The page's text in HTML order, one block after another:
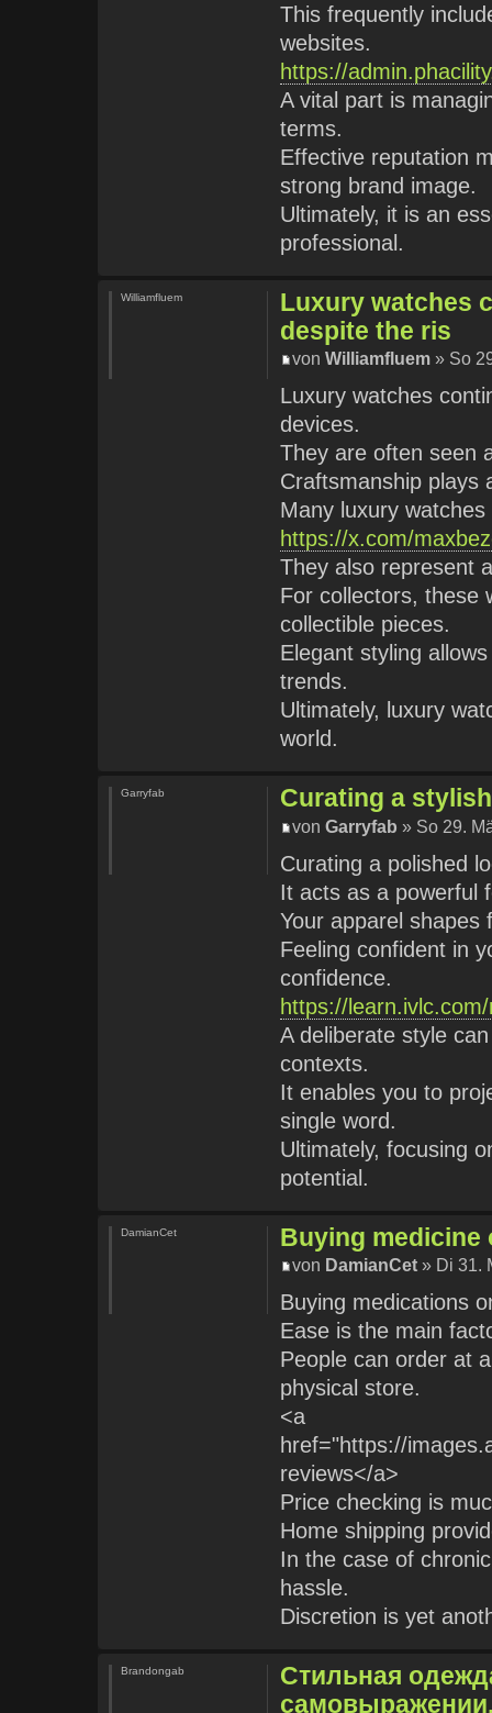
This frequently
websites.
https://
A vital part is
terms.
Effective reputation
strong brand image.
Ultimately, it is an
professional.
Luxury watches
despite the ris
vonWilliamfluem » So
Luxury watches
devices.
They are often seen
Craftsmanship plays
Many luxury
https://x.com/
They also represent
For collectors, these
collectible pieces.
Elegant styling
trends.
Ultimately, luxury
world.
Williamfluem
Curating a
vonGarryfab » So 29.
Curating a polished
It acts as a powerful
Your apparel shapes
Feeling confident in
confidence.
https://
A deliberate style
contexts.
It enables you to
single word.
Ultimately, focusing
potential.
Garryfab
Buying medicine
von DamianCet » Di 31.
Buying medications
Ease is the main
People can order at
physical store.
<a
href="https://
reviews</a>
Price checking is
Home shipping
In the case of
hassle.
Discretion is yet
DamianCet
Стильная
Brandongab